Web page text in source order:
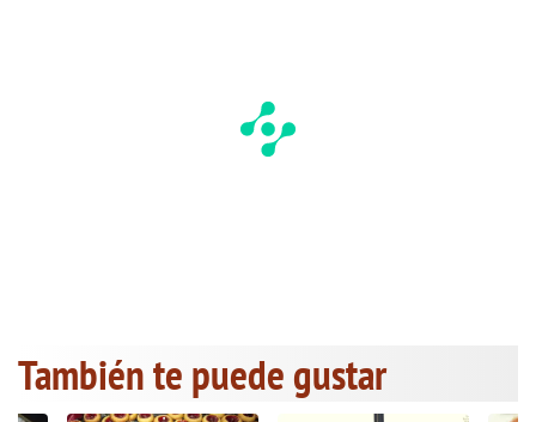
También te puede gustar